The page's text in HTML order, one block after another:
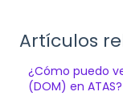
Artículos
¿Cómo puedo
(DOM) en ATAS?